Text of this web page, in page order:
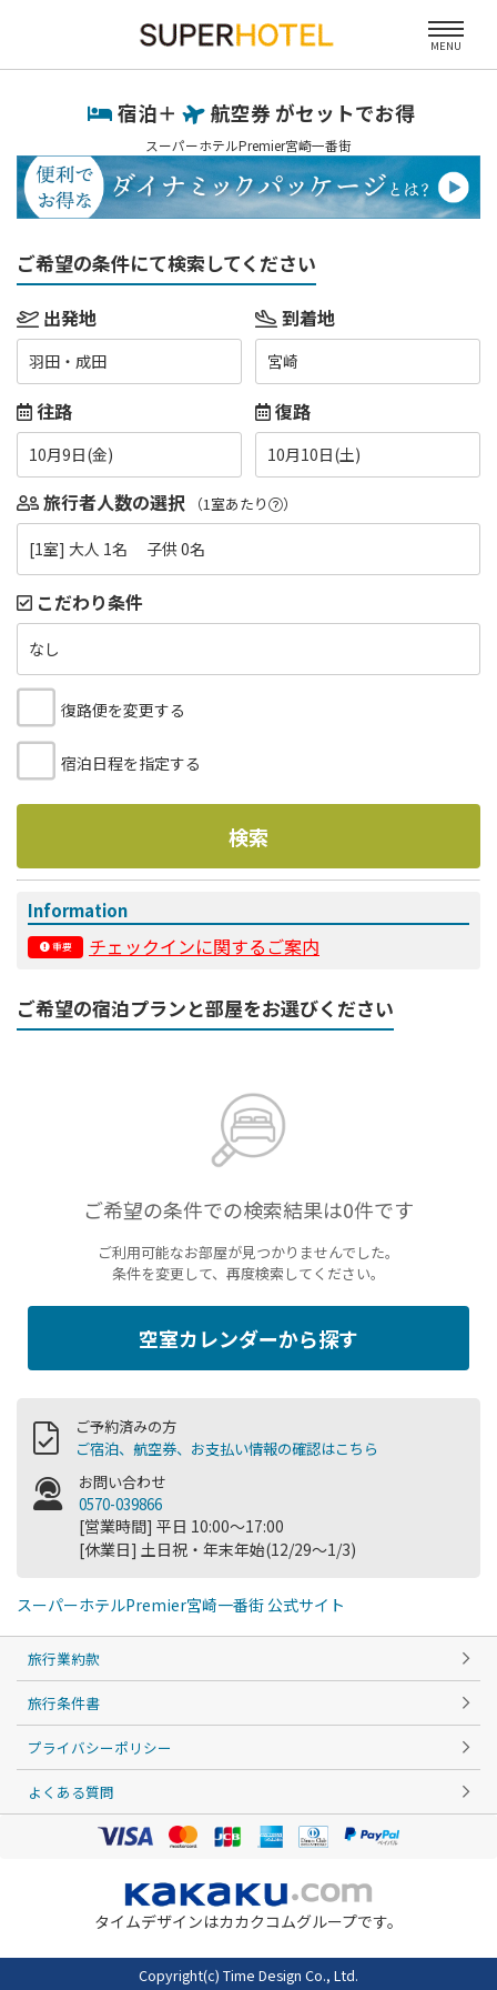
MENU
宿泊＋ 航空券 がセットでお得
スーパーホテルPremier宮崎一番街
ご希望の条件にて検索してください
出発地
羽田・成田
到着地
宮崎
往路
10月9日(金)
復路
10月10日(土)
旅行者人数の選択 （1室あたり ）
[1室] 大人 1名 子供 0名
こだわり条件
なし
復路便を変更する
宿泊日程を指定する
検索
Information
重要 チェックインに関するご案内
ご希望の宿泊プランと部屋をお選びください
ご希望の条件での検索結果は0件です
ご利用可能なお部屋が見つかりませんでした。
条件を変更して、再度検索してください。
空室カレンダーから探す
ご予約済みの方
ご宿泊、航空券、お支払い情報の確認はこちら
お問い合わせ
0570-039866
[営業時間] 平日 10:00～17:00
[休業日] 土日祝・年末年始(12/29～1/3)
スーパーホテルPremier宮崎一番街 公式サイト
旅行業約款
旅行条件書
プライバシーポリシー
よくある質問
タイムデザインはカカクコムグループです。
Copyright(c) Time Design Co., Ltd.